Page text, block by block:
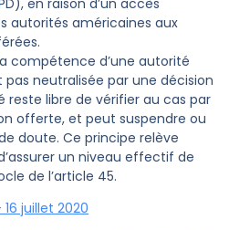
autorités américaines aux
compétence d’une autorité
neutralisée par une décision
reste libre de vérifier au cas par
offerte, et peut suspendre ou
doute. Ce principe relève
un niveau effectif de
de l’article 45.
juillet 2020